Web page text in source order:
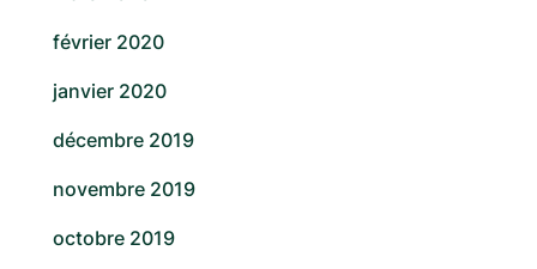
février 2020
janvier 2020
décembre 2019
novembre 2019
octobre 2019